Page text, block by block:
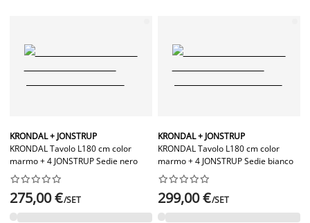
KRONDAL + JONSTRUP
KRONDAL Tavolo L180 cm color
marmo + 4 JONSTRUP Sedie nero






275,00 €/SET
KRONDAL + JONSTRUP
KRONDAL Tavolo L180 cm color
marmo + 4 JONSTRUP Sedie bianco






299,00 €/SET